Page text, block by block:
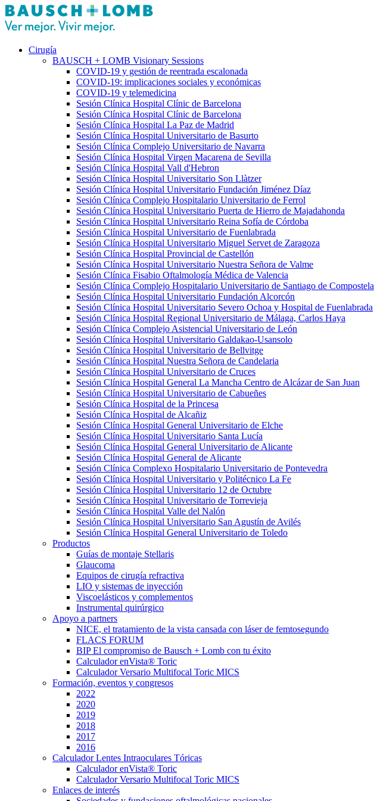
Cirugía
BAUSCH + LOMB Visionary Sessions
COVID-19 y gestión de reentrada escalonada
COVID-19: implicaciones sociales y económicas
COVID-19 y telemedicina
Sesión Clínica Hospital Clínic de Barcelona
Sesión Clínica Hospital Clínic de Barcelona
Sesión Clínica Hospital La Paz de Madrid
Sesión Clínica Hospital Universitario de Basurto
Sesión Clínica Complejo Universitario de Navarra
Sesión Clínica Hospital Virgen Macarena de Sevilla
Sesión Clínica Hospital Vall d'Hebron
Sesión Clínica Hospital Universitario Son Llàtzer
Sesión Clínica Hospital Universitario Fundación Jiménez Díaz
Sesión Clínica Complejo Hospitalario Universitario de Ferrol
Sesión Clínica Hospital Universitario Puerta de Hierro de Majadahonda
Sesión Clínica Hospital Universitario Reina Sofía de Córdoba
Sesión Clínica Hospital Universitario de Fuenlabrada
Sesión Clínica Hospital Universitario Miguel Servet de Zaragoza
Sesión Clínica Hospital Provincial de Castellón
Sesión Clínica Hospital Universitario Nuestra Señora de Valme
Sesión Clínica Fisabio Oftalmología Médica de Valencia
Sesión Clínica Complejo Hospitalario Universitario de Santiago de Compostela
Sesión Clínica Hospital Universitario Fundación Alcorcón
Sesión Clínica Hospital Universitario Severo Ochoa y Hospital de Fuenlabrada
Sesión Clínica Hospital Regional Universitario de Málaga, Carlos Haya
Sesión Clínica Complejo Asistencial Universitario de León
Sesión Clínica Hospital Universitario Galdakao-Usansolo
Sesión Clínica Hospital Universitario de Bellvitge
Sesión Clínica Hospital Nuestra Señora de Candelaria
Sesión Clínica Hospital Universitario de Cruces
Sesión Clínica Hospital General La Mancha Centro de Alcázar de San Juan
Sesión Clínica Hospital Universitario de Cabueñes
Sesión Clínica Hospital de la Princesa
Sesión Clínica Hospital de Alcañiz
Sesión Clínica Hospital General Universitario de Elche
Sesión Clínica Hospital Universitario Santa Lucía
Sesión Clínica Hospital General Universitario de Alicante
Sesión Clínica Hospital General de Alicante
Sesión Clínica Complexo Hospitalario Universitario de Pontevedra
Sesión Clínica Hospital Universitario y Politécnico La Fe
Sesión Clínica Hospital Universitario 12 de Octubre
Sesión Clínica Hospital Universitario de Torrevieja
Sesión Clínica Hospital Valle del Nalón
Sesión Clínica Hospital Universitario San Agustín de Avilés
Sesión Clínica Hospital General Universitario de Toledo
Productos
Guías de montaje Stellaris
Glaucoma
Equipos de cirugía refractiva
LIO y sistemas de inyección
Viscoelásticos y complementos
Instrumental quirúrgico
Apoyo a partners
NICE, el tratamiento de la vista cansada con láser de femtosegundo
FLACS FORUM
BIP El compromiso de Bausch + Lomb con tu éxito
Calculador enVista® Toric
Calculador Versario Multifocal Toric MICS
Formación, eventos y congresos
2022
2020
2019
2018
2017
2016
Calculador Lentes Intraoculares Tóricas
Calculador enVista® Toric
Calculador Versario Multifocal Toric MICS
Enlaces de interés